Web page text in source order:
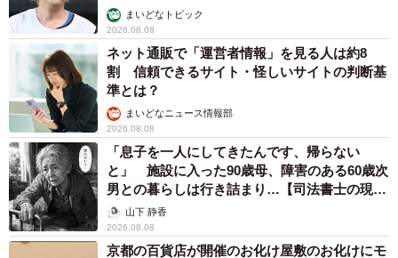
これからも京成電鉄は開発を続けるかと思いますが、他の
路線にない千葉線のいい味を残して欲しいものです。
まいどなトピック
2026.08.08
ネット通販で「運営者情報」を見る人は約8
割 信頼できるサイト・怪しいサイトの判断基
準とは？
まいどなニュース情報部
2026.08.08
「息子を一人にしてきたんです、帰らない
と」 施設に入った90歳母、障害のある60歳次
男との暮らしは行き詰まり…【司法書士の現場
から】山下 静香
2026.08.08
京都の百貨店が開催のお化け屋敷のお化けにモ